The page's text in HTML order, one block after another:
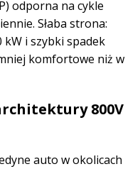
odporna na cykle
Słaba strona:
kW i szybki spadek
komfortowe niż w
800V
auto w okolicach